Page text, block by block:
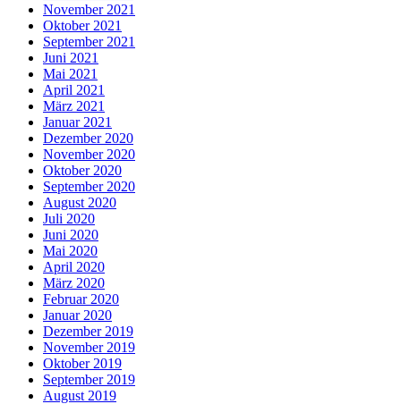
November 2021
Oktober 2021
September 2021
Juni 2021
Mai 2021
April 2021
März 2021
Januar 2021
Dezember 2020
November 2020
Oktober 2020
September 2020
August 2020
Juli 2020
Juni 2020
Mai 2020
April 2020
März 2020
Februar 2020
Januar 2020
Dezember 2019
November 2019
Oktober 2019
September 2019
August 2019